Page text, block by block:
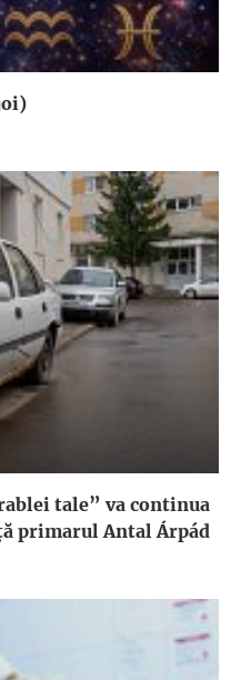
tale” va continua
primarul Antal Árpád